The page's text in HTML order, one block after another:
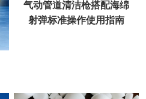
气动管道清洁枪搭配海绵
射弹标准操作使用指南